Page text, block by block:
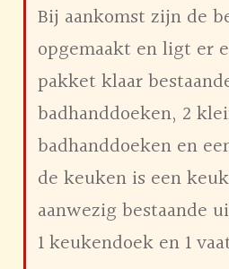
Bij aankomst zijn de
opgemaakt en ligt er
pakket klaar
badhanddoeken, 2
badhanddoeken en
de keuken is een
aanwezig bestaande
1 keukendoek en 1